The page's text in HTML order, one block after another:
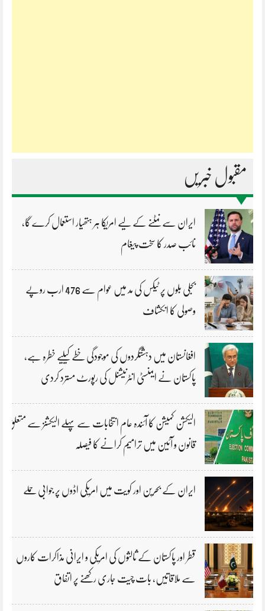
مقبول خبریں
ایران سے نمٹنے کے لیے امریکا ہر ہتھیار استعمال کرے گا،
نائب صدر کا سخت پیغام
بجلی بلوں پر ٹیکس کی مد میں عوام سے 476 ارب روپے
وصولی کا انکشاف
افغانستان میں دہشتگردوں کی موجودگی خطے کیلیے خطرہ ہے،
پاکستان نے ایمنسٹی انٹرنیشنل کی رپورٹ مسترد کردی
الیکشن کمیشن کا آئندہ عام انتخابات سے پہلے الیکشنز سے متعلق
قانون و آئین میں ترامیم کرانے کا فیصلہ
ایران کے بحرین اور کویت میں امریکی اڈوں پر جوابی حملے
قطر اور پاکستان کے ثالثوں کی امریکی و ایرانی مذاکرات کاروں
سے ملاقاتیں، بات چیت جاری رکھنے پر اتفاق